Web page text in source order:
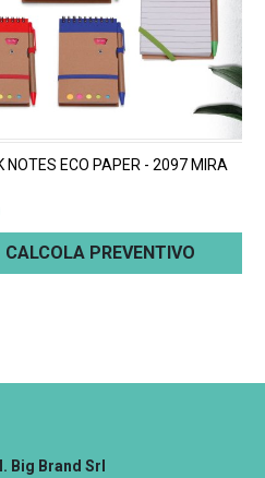
NOTES ECO PAPER - 2097 MIRA
CALCOLA PREVENTIVO
Big Brand Srl